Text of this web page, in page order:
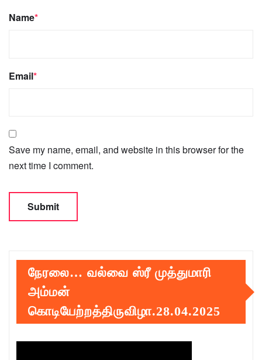
Name*
Email*
Save my name, email, and website in this browser for the
next time I comment.
நேரலை… வல்வை ஸ்ரீ முத்துமாரி
அம்மன்
கொடியேற்றத்திருவிழா.28.04.2025